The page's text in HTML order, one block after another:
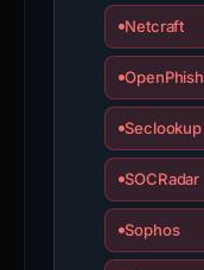
Netcraft
OpenPhish
Seclookup
SOCRadar
Sophos